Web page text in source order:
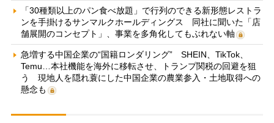
「30種類以上のパン食べ放題」で行列のできる新形態レストラ
ンを手掛けるサンマルクホールディングス 同社に聞いた「店
舗展開のコンセプト」、事業を多角化してもぶれない軸
急増する中国企業の“国籍ロンダリング” SHEIN、TikTok、
Temu…本社機能を海外に移転させ、トランプ関税の回避を狙
う 現地人を隠れ蓑にした中国企業の農業参入・土地取得への
懸念も